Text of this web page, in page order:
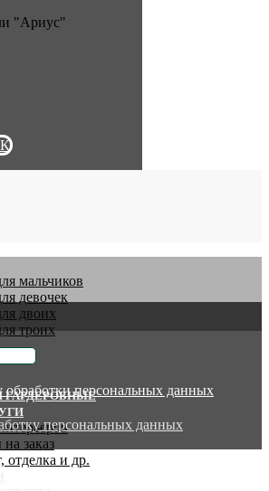
"Ариус"
мальчиков
девочек
двоих
троих
ГАРДЕРОБНЫЕ
заказ
отделка и др.
обработки персональных данных
персональных данных